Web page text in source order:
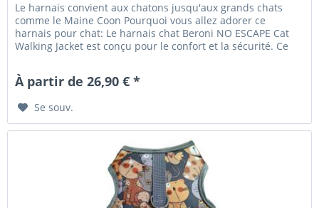
Le harnais convient aux chatons jusqu'aux grands chats
comme le Maine Coon Pourquoi vous allez adorer ce
harnais pour chat: Le harnais chat Beroni NO ESCAPE Cat
Walking Jacket est conçu pour le confort et la sécurité. Ce
À partir de 26,90 € *
Se souv.